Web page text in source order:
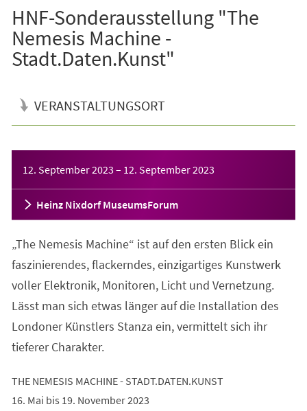
HNF-Sonderausstellung "The
Nemesis Machine -
Stadt.Daten.Kunst"
VERANSTALTUNGSORT
12. September 2023 – 12. September 2023
Heinz Nixdorf MuseumsForum
„The Nemesis Machine“ ist auf den ersten Blick ein
faszinierendes, flackerndes, einzigartiges Kunstwerk
voller Elektronik, Monitoren, Licht und Vernetzung.
Lässt man sich etwas länger auf die Installation des
Londoner Künstlers Stanza ein, vermittelt sich ihr
tieferer Charakter.
THE NEMESIS MACHINE - STADT.DATEN.KUNST
16. Mai bis 19. November 2023